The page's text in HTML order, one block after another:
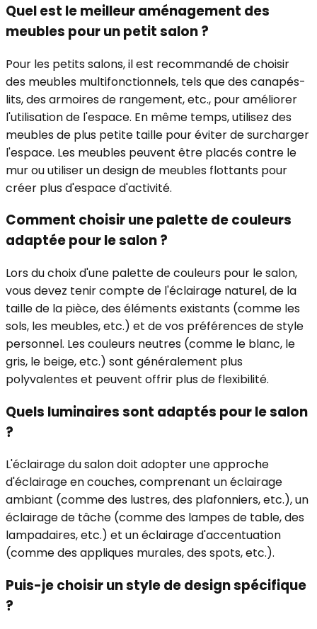
Quel est le meilleur aménagement des
meubles pour un petit salon ?
Pour les petits salons, il est recommandé de choisir
des meubles multifonctionnels, tels que des canapés-
lits, des armoires de rangement, etc., pour améliorer
l'utilisation de l'espace. En même temps, utilisez des
meubles de plus petite taille pour éviter de surcharger
l'espace. Les meubles peuvent être placés contre le
mur ou utiliser un design de meubles flottants pour
créer plus d'espace d'activité.
Comment choisir une palette de couleurs
adaptée pour le salon ?
Lors du choix d'une palette de couleurs pour le salon,
vous devez tenir compte de l'éclairage naturel, de la
taille de la pièce, des éléments existants (comme les
sols, les meubles, etc.) et de vos préférences de style
personnel. Les couleurs neutres (comme le blanc, le
gris, le beige, etc.) sont généralement plus
polyvalentes et peuvent offrir plus de flexibilité.
Quels luminaires sont adaptés pour le salon
?
L'éclairage du salon doit adopter une approche
d'éclairage en couches, comprenant un éclairage
ambiant (comme des lustres, des plafonniers, etc.), un
éclairage de tâche (comme des lampes de table, des
lampadaires, etc.) et un éclairage d'accentuation
(comme des appliques murales, des spots, etc.).
Puis-je choisir un style de design spécifique
?